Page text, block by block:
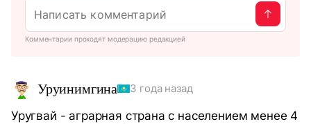
Комментарии проходят модерацию редакцией
Уруинимгина 3 года назад
Уругвай - аграрная страна с населением менее 4